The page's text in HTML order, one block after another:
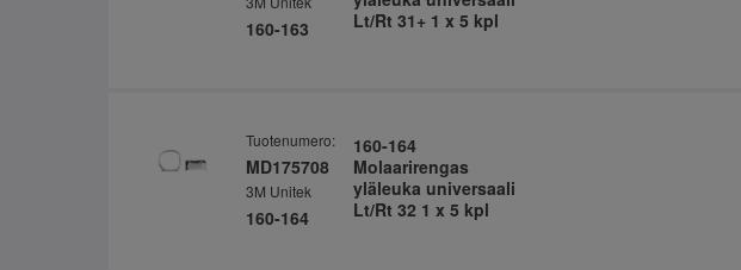
160-163
Lt/Rt 31+ 1 x 5 kpl
Tuotenumero:
MD175708
3M Unitek
160-164
160-164
Molaarirengas
yläleuka universaali
Lt/Rt 32 1 x 5 kpl